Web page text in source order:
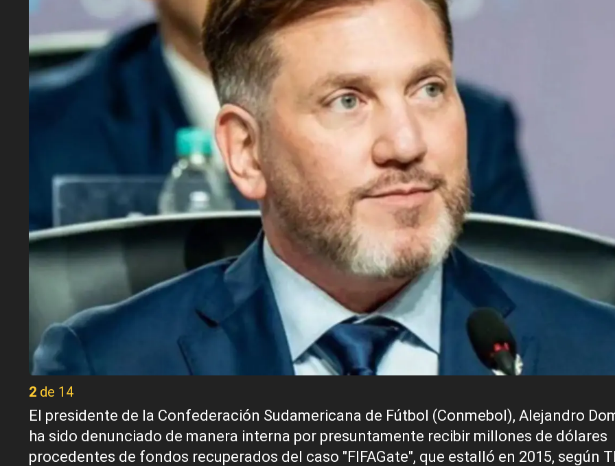
2 de 14
El presidente de la Confederación Sudamericana de Fútbol (Conmebol), Alejandro
ha sido denunciado de manera interna por presuntamente recibir millones de dólares
procedentes de fondos recuperados del caso "FIFAGate", que estalló en 2015, según